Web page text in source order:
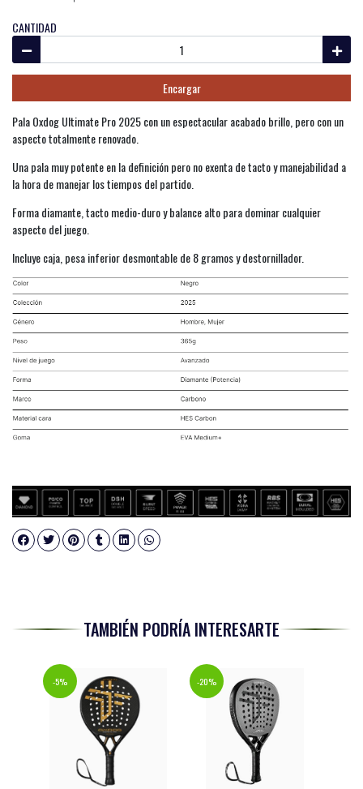
CANTIDAD
Encargar
Pala Oxdog Ultimate Pro 2025 con un espectacular acabado brillo, pero con un
aspecto totalmente renovado.
Una pala muy potente en la definición pero no exenta de tacto y manejabilidad a
la hora de manejar los tiempos del partido.
Forma diamante, tacto medio-duro y balance alto para dominar cualquier
aspecto del juego.
Incluye caja, pesa inferior desmontable de 8 gramos y destornillador.
TAMBIÉN PODRÍA INTERESARTE
-5% -20%